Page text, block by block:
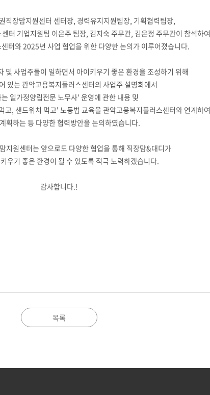
직장맘지원센터 센터장, 경력유지지원팀장, 기획협력팀장,
터 기업지원팀 이은주 팀장, 김지숙 주무관, 김은정 주무관이 참석하여
터와 2025년 사업 협업을 위한 다양한 논의가 이루어졌습니다.
및 사업주들이 일하면서 아이키우기 좋은 환경을 조성하기 위해
있는 관악고용복지플러스센터의 사업주 설명회에서
일가정양립전문 노무사' 운영에 관한 내용 및
, 샌드위치 먹고' 노동법 교육을 관악고용복지플러스센터와 연계하여
획하는 등 다양한 협력방안을 논의하였습니다.
지원센터는 앞으로도 다양한 협업을 통해 직장맘&대디가
우기 좋은 환경이 될 수 있도록 적극 노력하겠습니다.
감사합니다.!
목록